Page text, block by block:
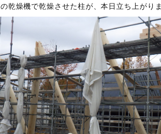
乾燥機で乾燥させた柱が、本日立ち上がりま